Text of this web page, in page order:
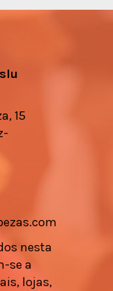
15
nesta
se a
lojas,